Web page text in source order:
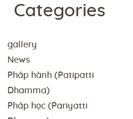
Categories
gallery
News
Pháp hành (Patipatti
Dhamma)
Pháp học (Pariyatti